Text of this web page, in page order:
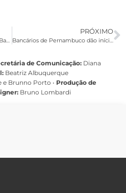
Sem Terra ocupam agências do Banco do Nordeste em Pernambuco
PRÓXIMO
Bancários de Pernambuco dão início aos debates da Campanha Nacional 2012
de Comunicação: Diana
Beatriz Albuquerque
e Brunno Porto • Produção de
Bruno Lombardi